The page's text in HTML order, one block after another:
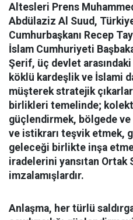
Altesleri Prens
Abdülaziz Al Suud,
Cumhurbaşkanı Recep
İslam Cumhuriyeti
Şerif, üç devlet
köklü kardeşlik ve İslami
müşterek stratejik
birlikleri temelinde;
güçlendirmek, bölgede
ve istikrarı teşvik etmek,
geleceği birlikte inşa
iradelerini yansıtan Ortak
imzalamışlardır.
Anlaşma, her türlü